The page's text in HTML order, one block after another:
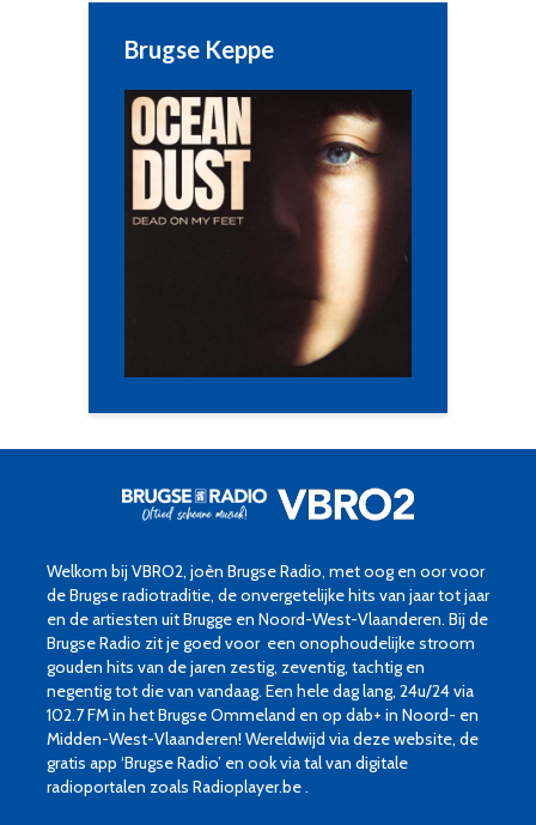
Brugse Keppe
Welkom bij VBRO2, joèn Brugse Radio, met oog en oor voor
de Brugse radiotraditie, de onvergetelijke hits van jaar tot jaar
en de artiesten uit Brugge en Noord-West-Vlaanderen. Bij de
Brugse Radio zit je goed voor een onophoudelijke stroom
gouden hits van de jaren zestig, zeventig, tachtig en
negentig tot die van vandaag. Een hele dag lang, 24u/24 via
102.7 FM in het Brugse Ommeland en op dab+ in Noord- en
Midden-West-Vlaanderen! Wereldwijd via deze website, de
gratis app ‘Brugse Radio’ en ook via tal van digitale
radioportalen zoals Radioplayer.be .